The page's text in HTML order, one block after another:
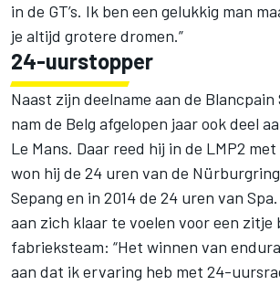
in de GT’s. Ik ben een gelukkig man
je altijd grotere dromen.”
24-uurstopper
Naast zijn deelname aan de Blancpain
nam de Belg afgelopen jaar ook deel
Le Mans. Daar reed hij in de LMP2
won hij de 24 uren van de
Sepang en in 2014 de 24 uren van
aan zich klaar te voelen voor een zitje
fabrieksteam: “Het winnen van
aan dat ik ervaring heb met 24-